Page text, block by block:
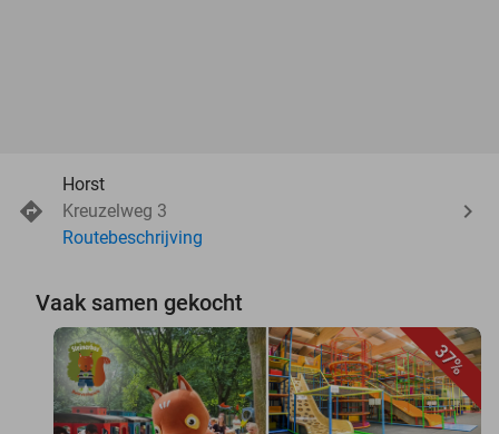
Horst
Kreuzelweg 3
Routebeschrijving
Vaak samen gekocht
37%